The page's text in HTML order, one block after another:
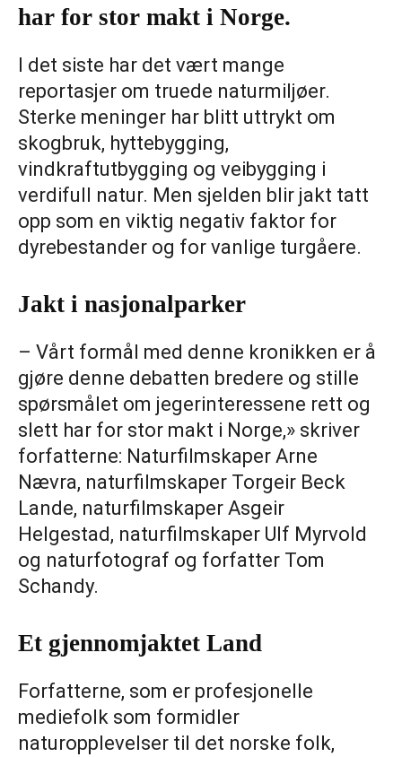
har for stor makt i Norge.
I det siste har det vært mange
reportasjer om truede naturmiljøer.
Sterke meninger har blitt uttrykt om
skogbruk, hyttebygging,
vindkraftutbygging og veibygging i
verdifull natur. Men sjelden blir jakt tatt
opp som en viktig negativ faktor for
dyrebestander og for vanlige turgåere.
Jakt i nasjonalparker
– Vårt formål med denne kronikken er å
gjøre denne debatten bredere og stille
spørsmålet om jegerinteressene rett og
slett har for stor makt i Norge,» skriver
forfatterne: Naturfilmskaper Arne
Nævra, naturfilmskaper Torgeir Beck
Lande, naturfilmskaper Asgeir
Helgestad, naturfilmskaper Ulf Myrvold
og naturfotograf og forfatter Tom
Schandy.
Et gjennomjaktet Land
Forfatterne, som er profesjonelle
mediefolk som formidler
naturopplevelser til det norske folk,